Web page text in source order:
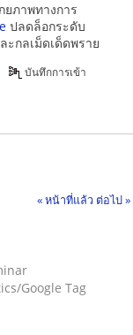
ภาพทางการ
ปลดล็อกระดับ
กลเม็ดเด็ดพราย
บันทึกการเข้า
« หน้าที่แล้ว ต่อไป »
Google Tag